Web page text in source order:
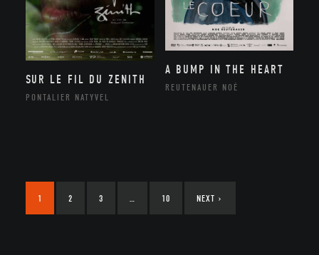
SUR LE FIL DU ZENITH
PONTALIER NATYVEL
A BUMP IN THE HEART
REUTENAUER NOÉ
1 2 3 … 10 NEXT ›